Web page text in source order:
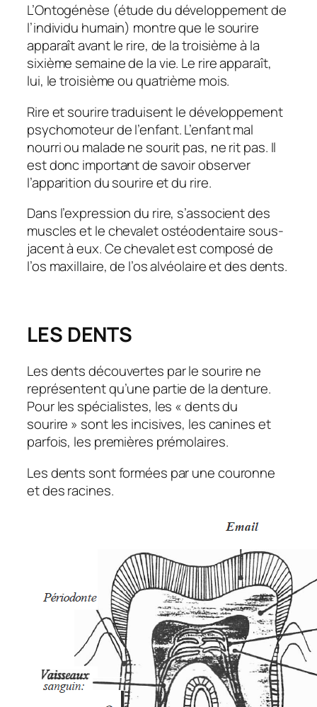
L’Ontogénèse (étude du développement de
l’individu humain) montre que le sourire
apparaît avant le rire, de la troisième à la
sixième semaine de la vie. Le rire apparaît,
lui, le troisième ou quatrième mois.
Rire et sourire traduisent le développement
psychomoteur de l’enfant. L’enfant mal
nourri ou malade ne sourit pas, ne rit pas. Il
est donc important de savoir observer
l’apparition du sourire et du rire.
Dans l’expression du rire, s’associent des
muscles et le chevalet ostéodentaire sous-
jacent à eux. Ce chevalet est composé de
l’os maxillaire, de l’os alvéolaire et des dents.
LES DENTS
Les dents découvertes par le sourire ne
représentent qu’une partie de la denture.
Pour les spécialistes, les « dents du
sourire » sont les incisives, les canines et
parfois, les premières prémolaires.
Les dents sont formées par une couronne
et des racines.